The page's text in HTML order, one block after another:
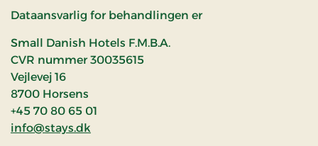
Dataansvarlig for behandlingen er
Small Danish Hotels F.M.B.A.
CVR nummer 30035615
Vejlevej 16
8700 Horsens
+45 70 80 65 01
info@stays.dk